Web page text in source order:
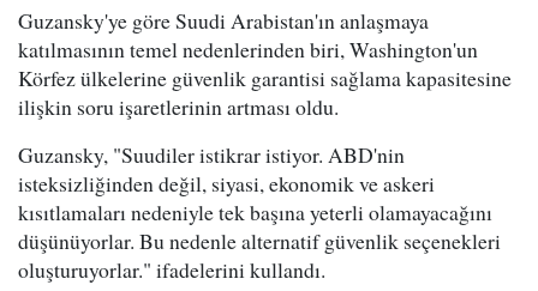
Guzansky'ye göre Suudi Arabistan'ın anlaşmaya
katılmasının temel nedenlerinden biri, Washington'un
Körfez ülkelerine güvenlik garantisi sağlama kapasitesine
ilişkin soru işaretlerinin artması oldu.
Guzansky, "Suudiler istikrar istiyor. ABD'nin
isteksizliğinden değil, siyasi, ekonomik ve askeri
kısıtlamaları nedeniyle tek başına yeterli olamayacağını
düşünüyorlar. Bu nedenle alternatif güvenlik seçenekleri
oluşturuyorlar." ifadelerini kullandı.